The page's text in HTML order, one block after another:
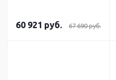
60 921 руб. 67 690руб.